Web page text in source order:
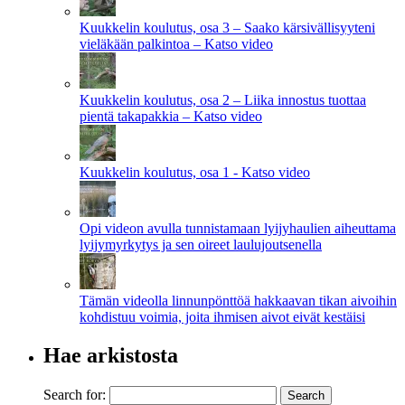
Kuukkelin koulutus, osa 3 – Saako kärsivällisyyteni
vieläkään palkintoa – Katso video
Kuukkelin koulutus, osa 2 – Liika innostus tuottaa
pientä takapakkia – Katso video
Kuukkelin koulutus, osa 1 - Katso video
Opi videon avulla tunnistamaan lyijyhaulien aiheuttama
lyijymyrkytys ja sen oireet laulujoutsenella
Tämän videolla linnunpönttöä hakkaavan tikan aivoihin
kohdistuu voimia, joita ihmisen aivot eivät kestäisi
Hae arkistosta
Search for: